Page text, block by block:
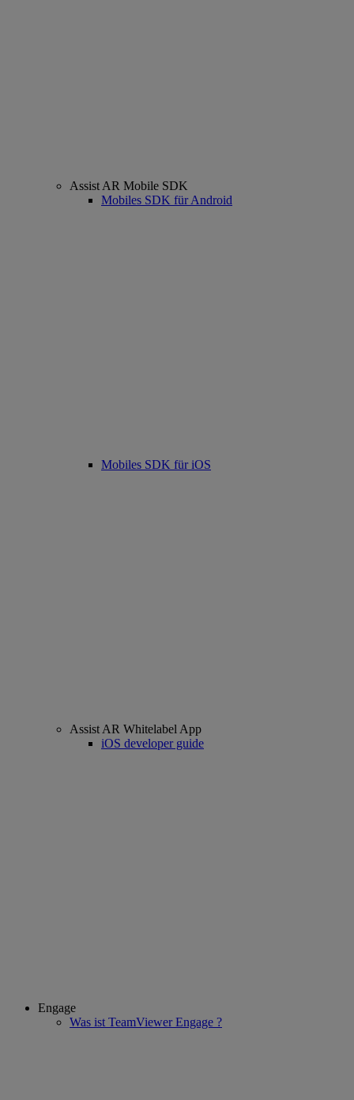
Assist AR Mobile SDK
Mobiles SDK für Android
Mobiles SDK für iOS
Assist AR Whitelabel App
iOS developer guide
Engage
Was ist TeamViewer Engage ?